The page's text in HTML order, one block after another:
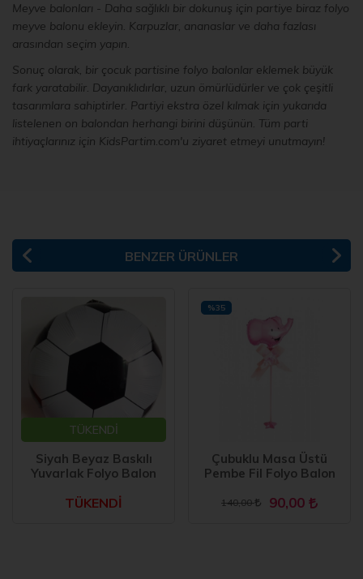
Meyve balonları - Daha sağlıklı bir dokunuş için partiye biraz folyo
meyve balonu ekleyin. Karpuzlar, ananaslar ve daha fazlası
arasından seçim yapın.
Sonuç olarak, bir çocuk partisine folyo balonlar eklemek büyük
fark yaratabilir. Dayanıklıdırlar, uzun ömürlüdürler ve çok çeşitli
tasarımlara sahiptirler. Partiyi ekstra özel kılmak için yukarıda
listelenen on balondan herhangi birini düşünün. Tüm parti
ihtiyaçlarınız için KidsPartim.com'u ziyaret etmeyi unutmayın!
BENZER ÜRÜNLER
TÜKENDİ
Siyah Beyaz Baskılı
Yuvarlak Folyo Balon
TÜKENDİ
Çubuklu Masa Üstü
Pembe Fil Folyo Balon
140,00 90,00
%35